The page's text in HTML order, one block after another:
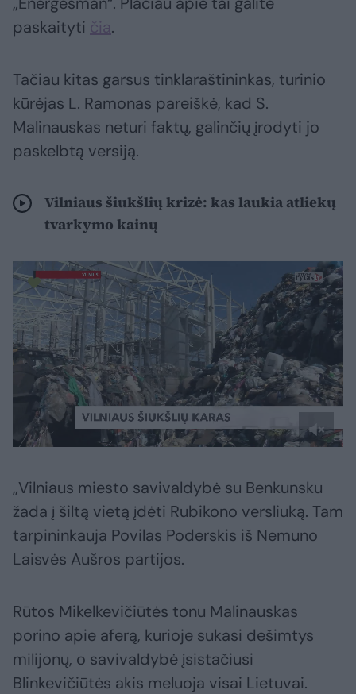
paskaityti čia.
Tačiau kitas garsus tinklaraštininkas, turinio
kūrėjas L. Ramonas pareiškė, kad S.
Malinauskas neturi faktų, galinčių įrodyti jo
paskelbtą versiją.
Vilniaus šiukšlių krizė: kas laukia atliekų
tvarkymo kainų
„Vilniaus miesto savivaldybė su Benkunsku
žada į šiltą vietą įdėti Rubikono versliuką. Tam
tarpininkauja Povilas Poderskis iš Nemuno
Laisvės Aušros partijos.
Rūtos Mikelkevičiūtės tonu Malinauskas
porino apie aferą, kurioje sukasi dešimtys
milijonų, o savivaldybė įsistačiusi
Blinkevičiūtės akis meluoja visai Lietuvai.